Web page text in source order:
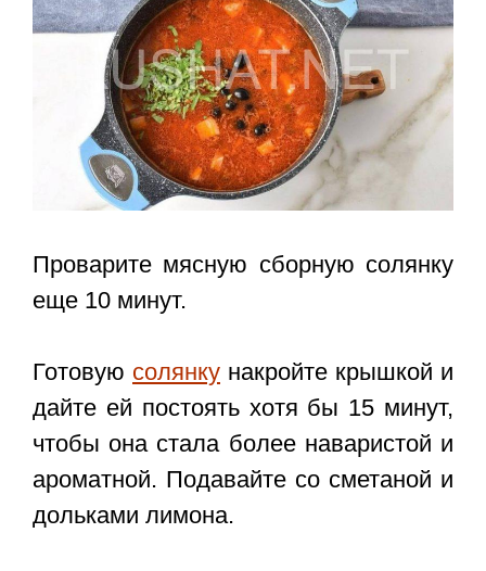
Проварите мясную сборную солянку
еще 10 минут.
Готовую солянку накройте крышкой и
дайте ей постоять хотя бы 15 минут,
чтобы она стала более наваристой и
ароматной. Подавайте со сметаной и
дольками лимона.